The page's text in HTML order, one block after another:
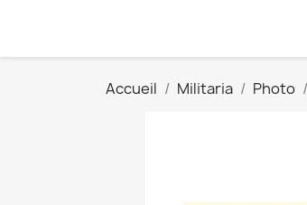
Accueil Militaria Photo